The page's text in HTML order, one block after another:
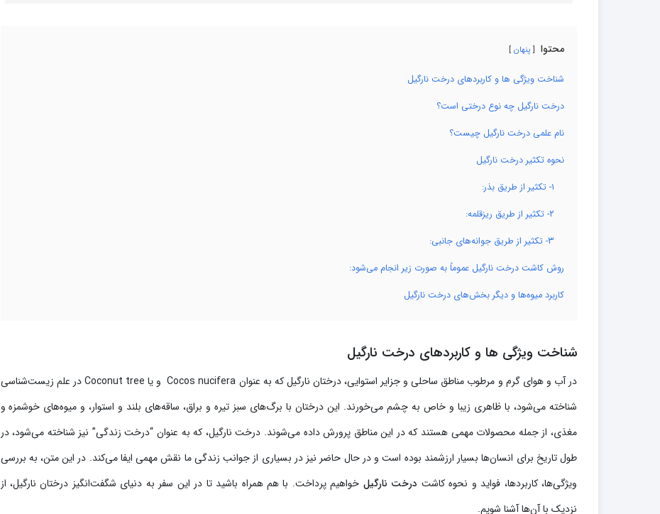
محتوا پنهان
شناخت ویژگی ها و کاربردهای درخت نارگیل
درخت نارگیل چه نوع درختی است؟
نام علمی درخت نارگیل چیست؟
نحوه تکثیر درخت نارگیل
۱- تکثیر از طریق بذر:
۲- تکثیر از طریق ریزقلمه:
۳- تکثیر از طریق جوانه‌های جانبی:
روش کاشت درخت نارگیل عموماً به صورت زیر انجام می‌شود:
کاربرد میوه‌ها و دیگر بخش‌های درخت نارگیل
شناخت ویژگی ها و کاربردهای درخت نارگیل
در آب و هوای گرم و مرطوب مناطق ساحلی و جزایر استوایی، درختان نارگیل که به عنوان Cocos nucifera و یا Coconut tree در علم زیست‌شناسی
شناخته می‌شود، با ظاهری زیبا و خاص به چشم می‌خورند. این درختان با برگ‌های سبز تیره و براق، ساقه‌های بلند و استوار، و میوه‌های خوشمزه و
مغذی، از جمله محصولات مهمی هستند که در این مناطق پرورش داده می‌شوند. درخت نارگیل، که به عنوان “درخت زندگی” نیز شناخته می‌شود، در
طول تاریخ برای انسان‌ها بسیار ارزشمند بوده است و در حال حاضر نیز در بسیاری از جوانب زندگی ما نقش مهمی ایفا می‌کند. در این متن، به بررسی
ویژگی‌ها، کاربردها، فواید و نحوه کاشت درخت نارگیل خواهیم پرداخت. با هم همراه باشید تا در این سفر به دنیای شگفت‌انگیز درختان نارگیل، از
نزدیک با آن‌ها آشنا شویم.